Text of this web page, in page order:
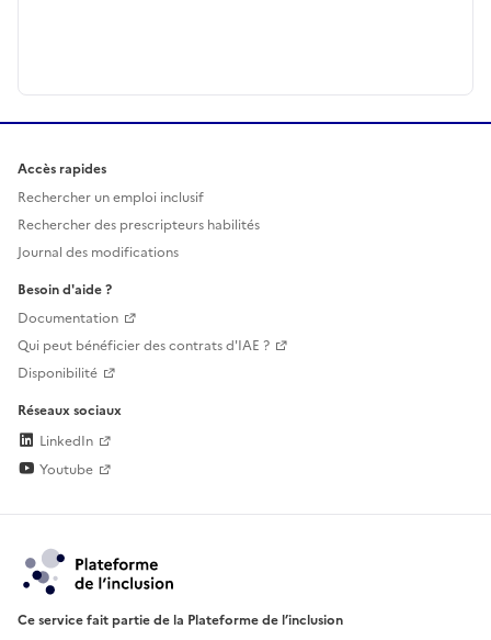
Accès rapides
Rechercher un emploi inclusif
Rechercher des prescripteurs habilités
Journal des modifications
Besoin d'aide ?
Documentation
Qui peut bénéficier des contrats d'IAE ?
Disponibilité
Réseaux sociaux
LinkedIn
Youtube
Ce service fait partie de la Plateforme de l’inclusion